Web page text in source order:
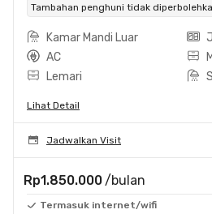
Tambahan penghuni tidak
Kamar Mandi Luar
AC
Lemari
Lihat Detail
Jadwalkan Visit
Rp1.850.000 /bulan
Termasuk internet/wifi